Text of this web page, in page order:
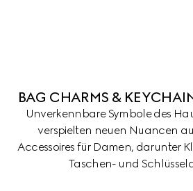
BAG CHARMS &
Unverkennbare Symbole des
verspielten neuen Nuancen
Accessoires für Damen, darunter
Taschen- und